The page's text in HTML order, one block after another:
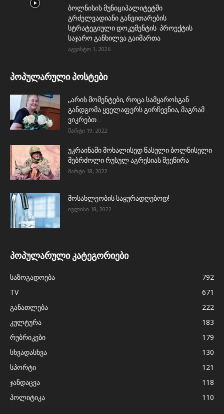
ბოლნისის მუნიციპალიტეტში
გრძელვადიანი განვითარების
სტრატეგიული დოკუმენტის პროექტის
საჯარო განხილვა გაიმართა
აგვისტო 1, 2026
პოპულარული პოსტები
,,არის მომენტები, როცა სამყაროსგან
განდგომა ყველაფერს გირჩევნია, მაგრამ
ვიკრებთ...
მარტი 19, 2022
უკრაინაში მოხალისედ წასული ბოლნისელი
მებრძოლი რუსულ აგრესიას შეეწირა
მარტი 18, 2022
მოსახლეობის საყურადღებოდ!
ივლისი 18, 2022
პოპულარული კატეგორიები
საზოგადოება
792
TV
671
განათლება
222
კულტურა
183
რუბრიკები
179
სხვადასხვა
130
სპორტი
121
ჯანდაცვა
118
პოლიტიკა
110